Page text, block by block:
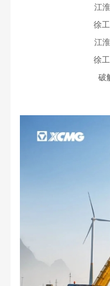
江
徐
江
徐
破